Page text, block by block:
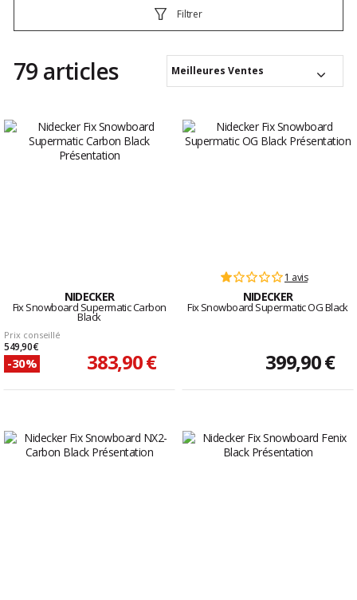
Filtrer
79 articles Meilleures Ventes
NIDECKER
Fix Snowboard Supermatic Carbon
Black
Prix conseillé
549,90 €
-30% 383,90 €
1 avis
NIDECKER
Fix Snowboard Supermatic OG Black
399,90 €